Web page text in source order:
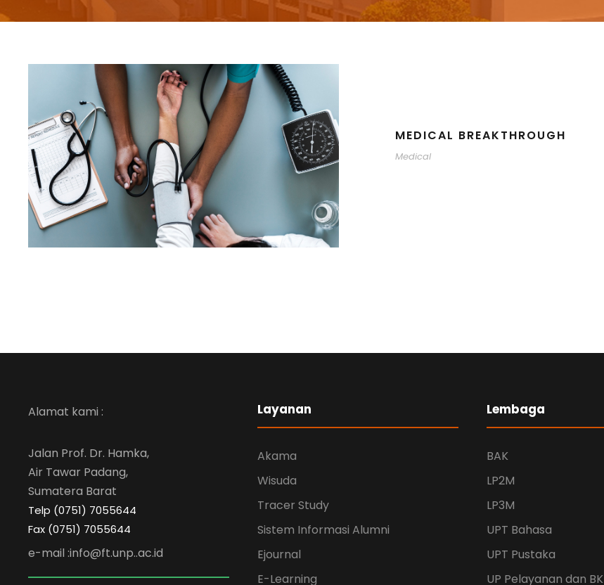
MEDICAL BREAKTHROUGH
Medical
Alamat kami :
Jalan Prof. Dr. Hamka,
Air Tawar Padang,
Sumatera Barat
Telp (0751) 7055644
Fax (0751) 7055644
e-mail :info@ft.unp..ac.id
Layanan
Akama
Wisuda
Tracer Study
Sistem Informasi Alumni
Ejournal
E-Learning
Lembaga
BAK
LP2M
LP3M
UPT Bahasa
UPT Pustaka
UP Pelayanan dan BK